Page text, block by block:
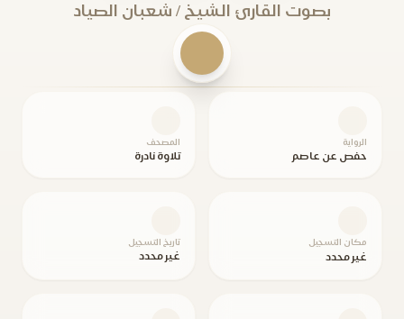
بصوت القارئ الشيخ / شعبان الصياد
الرواية
حفص عن عاصم
المصحف
تلاوة نادرة
مكان التسجيل
غير محدد
تاريخ التسجيل
غير محدد